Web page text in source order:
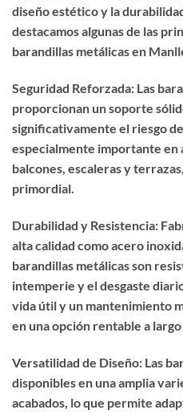
diseño estético y la
destacamos algunas de las
barandillas metálicas en
Seguridad Reforzada: Las
proporcionan un soporte
significativamente el riesgo
especialmente importante en
balcones, escaleras y
primordial.
Durabilidad y Resistencia:
alta calidad como acero
barandillas metálicas son
intemperie y el desgaste
vida útil y un mantenimiento
en una opción rentable a
Versatilidad de Diseño: Las
disponibles en una amplia
acabados, lo que permite